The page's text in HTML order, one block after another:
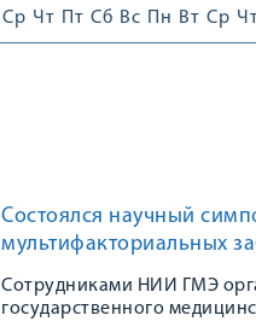
Ср Чт Пт Сб Вс Пн Вт Ср
Состоялся научный
мультифакториальных
Сотрудниками НИИ ГМЭ
государственного